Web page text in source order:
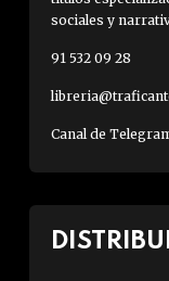
sociales y
91 532 09 28
Canal de